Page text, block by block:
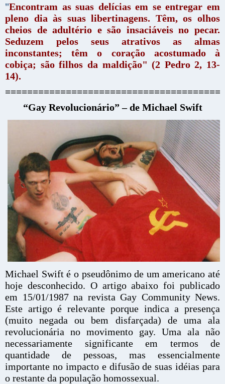
"Encontram as suas delícias em se entregar em
pleno dia às suas libertinagens. Têm, os olhos
cheios de adultério e são insaciáveis no pecar.
Seduzem pelos seus atrativos as almas
inconstantes; têm o coração acostumado à
cobiça; são filhos da maldição" (2 Pedro 2, 13-
14).
=======================================
“Gay Revolucionário” – de Michael Swift
Michael Swift é o pseudônimo de um americano até
hoje desconhecido. O artigo abaixo foi publicado
em 15/01/1987 na revista Gay Community News.
Este artigo é relevante porque indica a presença
(muito negada ou bem disfarçada) de uma ala
revolucionária no movimento gay. Uma ala não
necessariamente significante em termos de
quantidade de pessoas, mas essencialmente
importante no impacto e difusão de suas idéias para
o restante da população homossexual.